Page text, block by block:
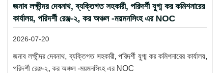
জনাব লক্ষীন্দর দেবনাথ, ব্যক্তিগত সহকারী, পরিদর্শী যুগ্ম কর কমিশনারের
কার্যালয়, পরিদর্শী রেঞ্জ-২, কর অঞ্চল -ময়মনসিংহ এর NOC
2026-07-20
জনাব লক্ষীন্দর দেবনাথ, ব্যক্তিগত সহকারী, পরিদর্শী যুগ্ম কর কমিশনারের কার্যালয়,
পরিদর্শী রেঞ্জ-২, কর অঞ্চল -ময়মনসিংহ এর NOC